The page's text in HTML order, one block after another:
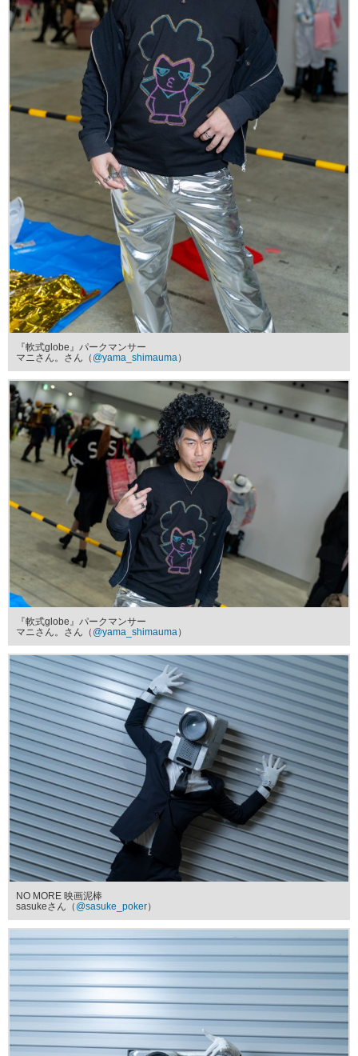
『軟式globe』パークマンサー
マニさん。さん（ @yama_shimauma）
『軟式globe』パークマンサー
マニさん。さん（ @yama_shimauma）
NO MORE 映画泥棒
sasukeさん（ @sasuke_poker）